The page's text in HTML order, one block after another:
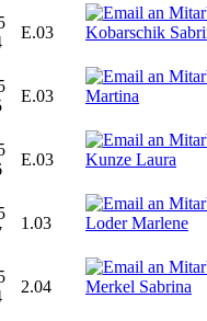
E.03
E.03
E.03
1.03
2.04